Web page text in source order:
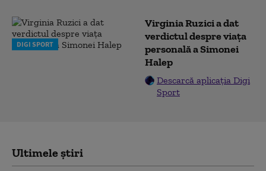
DIGI SPORT
Virginia Ruzici a dat
verdictul despre viața
personală a Simonei
Halep
Descarcă aplicația Digi
Sport
Ultimele știri